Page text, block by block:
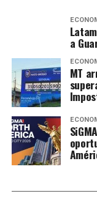
A participação
agrícola em Seul,
teve presença do
Orçamento e
Pinto, e do
Camilo Mussi.
Segundo o texto
das principais
bebidas da Ásia e
aproximação entre
brasileira foi
a
MT